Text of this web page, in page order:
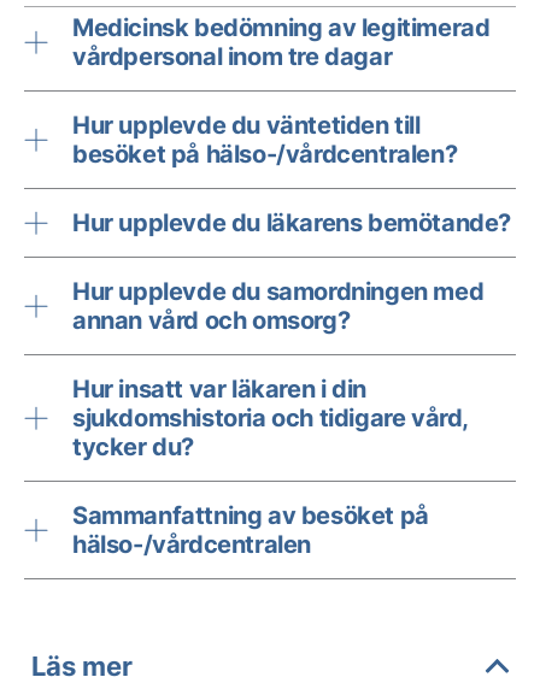
Medicinsk bedömning av legitimerad
vårdpersonal inom tre dagar
Hur upplevde du väntetiden till
besöket på hälso-/vårdcentralen?
Hur upplevde du läkarens bemötande?
Hur upplevde du samordningen med
annan vård och omsorg?
Hur insatt var läkaren i din
sjukdomshistoria och tidigare vård,
tycker du?
Sammanfattning av besöket på
hälso-/vårdcentralen
Läs mer